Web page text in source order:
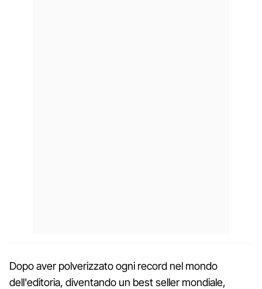
Dopo aver polverizzato ogni record nel mondo
dell'editoria, diventando un best seller mondiale,